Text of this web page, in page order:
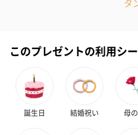
タ
このプレゼントの利用シ
誕生日 結婚祝い 母